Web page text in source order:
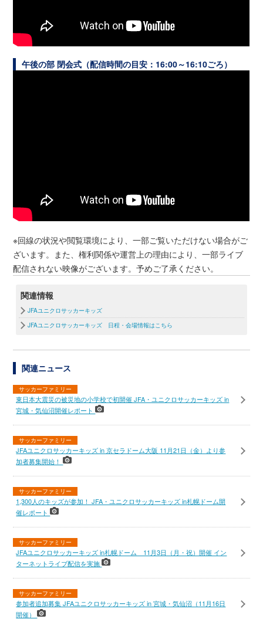
午後の部 閉会式（配信時間の目安： 16:00～16:10ごろ）
※回線の状況や閲覧環境により、一部ご覧いただけない場合がご
ざいます。また、権利関係や運営上の理由により、一部ライブ
配信されない映像がございます。予めご了承ください。
関連情報
JFAユニクロサッカーキッズ
JFAユニクロサッカーキッズ 日程・会場情報はこちら
関連ニュース
サッカーファミリー
東日本大震災の被災地の小学校で初開催 JFA・ユニクロサッカーキッズ in
宮城・気仙沼開催レポート
サッカーファミリー
JFAユニクロサッカーキッズ in 京セラドーム大阪 11月21日（金）より参
加者募集開始！
サッカーファミリー
1,300人のキッズが参加！ JFA・ユニクロサッカーキッズ in札幌ドーム開
催レポート
サッカーファミリー
JFAユニクロサッカーキッズ in札幌ドーム 11月3日（月・祝）開催 イン
ターネットライブ配信を実施
サッカーファミリー
参加者追加募集 JFAユニクロサッカーキッズ in 宮城・気仙沼（11月16日
開催）